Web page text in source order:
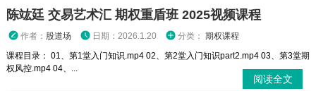
陈竑廷 交易艺术汇 期权重盾班 2025视频课程
作者： 股道场 日期：2026.1.20 分类： 期权课程
课程目录： 01、第1堂入门知识.mp4 02、第2堂入门知识part2.mp4 03、第3堂期
权风控.mp4 04、...
阅读全文